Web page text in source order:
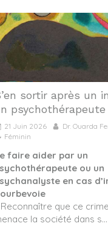
sortir après un
psychothérapeute
21 Juin 2026
Dr. Ouarda
Féminin
faire aider par un
ou un
en cas
que ce
la société dans s...